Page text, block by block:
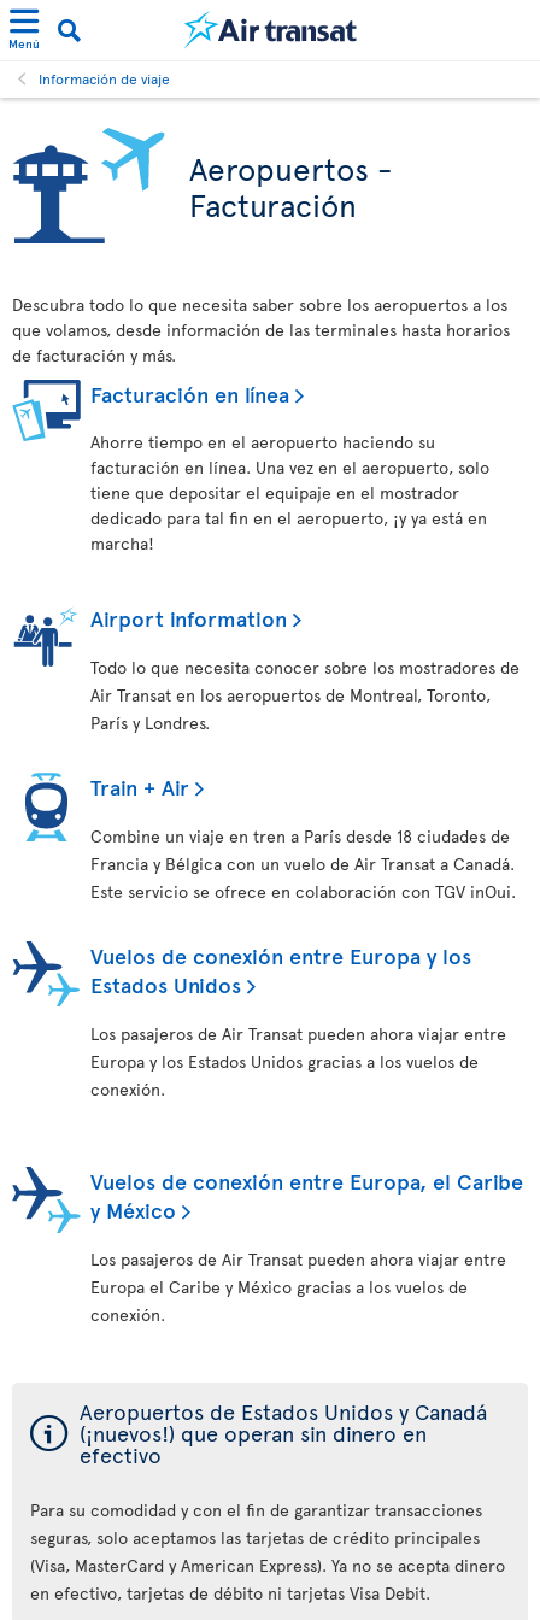
Menú
Información de viaje
Aeropuertos -
Facturación
Descubra todo lo que necesita saber sobre los aeropuertos a los
que volamos, desde información de las terminales hasta horarios
de facturación y más.
Facturación en línea
Ahorre tiempo en el aeropuerto haciendo su
facturación en línea. Una vez en el aeropuerto, solo
tiene que depositar el equipaje en el mostrador
dedicado para tal fin en el aeropuerto, ¡y ya está en
marcha!
Airport information
Todo lo que necesita conocer sobre los mostradores de
Air Transat en los aeropuertos de Montreal, Toronto,
París y Londres.
Train + Air
Combine un viaje en tren a París desde 18 ciudades de
Francia y Bélgica con un vuelo de Air Transat a Canadá.
Este servicio se ofrece en colaboración con TGV inOui.
Vuelos de conexión entre Europa y los
Estados Unidos
Los pasajeros de Air Transat pueden ahora viajar entre
Europa y los Estados Unidos gracias a los vuelos de
conexión.
Vuelos de conexión entre Europa, el Caribe
y México
Los pasajeros de Air Transat pueden ahora viajar entre
Europa el Caribe y México gracias a los vuelos de
conexión.
ý Aeropuertos de Estados Unidos y Canadá
(¡nuevos!) que operan sin dinero en
efectivo
Para su comodidad y con el fin de garantizar transacciones
seguras, solo aceptamos las tarjetas de crédito principales
(Visa, MasterCard y American Express). Ya no se acepta dinero
en efectivo, tarjetas de débito ni tarjetas Visa Debit.